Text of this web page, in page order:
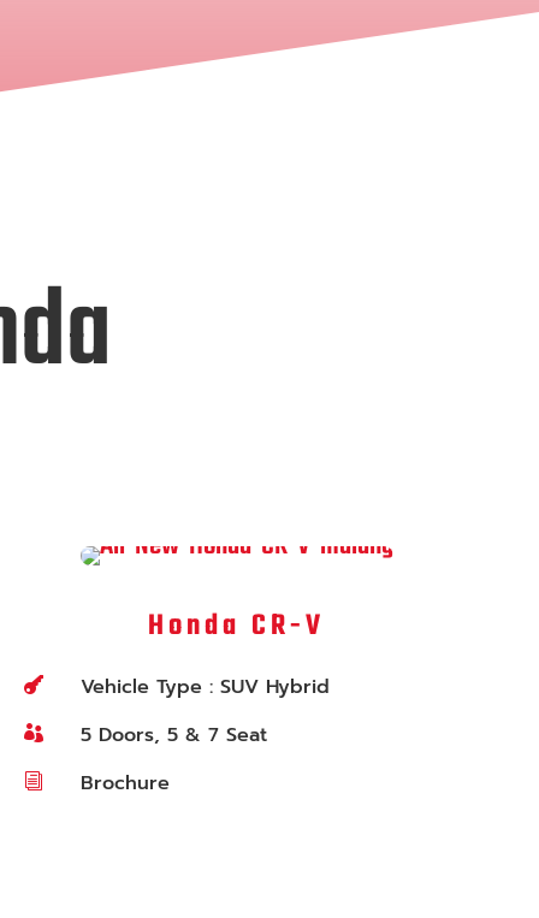
Honda CR-V
 Vehicle Type : SUV Hybrid
 5 Doors, 5 & 7 Seat
i Brochure